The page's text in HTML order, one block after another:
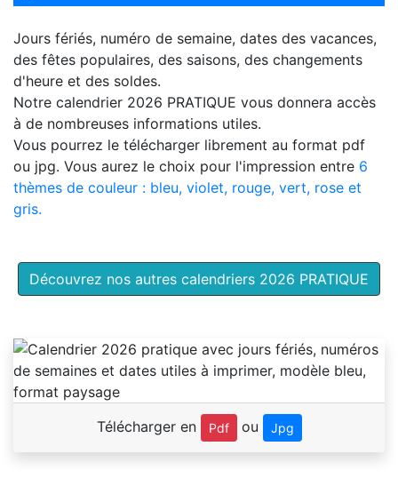
Jours fériés, numéro de semaine, dates des vacances,
des fêtes populaires, des saisons, des changements
d'heure et des soldes.
Notre calendrier 2026 PRATIQUE vous donnera accès
à de nombreuses informations utiles.
Vous pourrez le télécharger librement au format pdf
ou jpg. Vous aurez le choix pour l'impression entre 6
thèmes de couleur : bleu, violet, rouge, vert, rose et
gris.
Découvrez nos autres calendriers 2026 PRATIQUE
Télécharger en Pdf ou Jpg